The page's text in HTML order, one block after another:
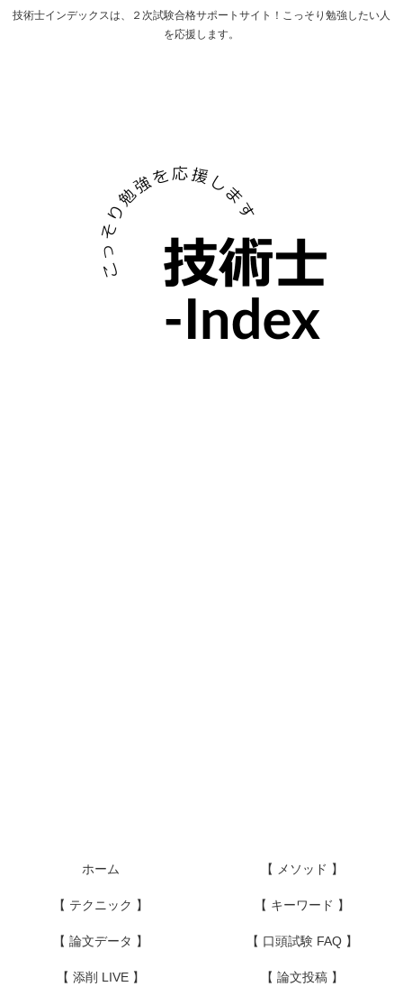
技術士インデックスは、２次試験合格サポートサイト！こっそり勉強したい人
を応援します。
ホーム 【 メソッド 】
【 テクニック 】 【 キーワード 】
【 論文データ 】 【 口頭試験 FAQ 】
【 添削 LIVE 】 【 論文投稿 】